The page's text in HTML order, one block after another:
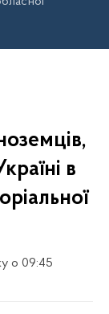
в
о 09:45